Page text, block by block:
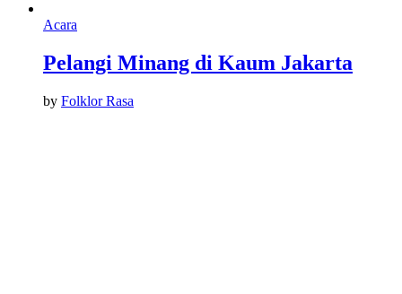
Acara
Pelangi Minang di Kaum Jakarta
by Folklor Rasa